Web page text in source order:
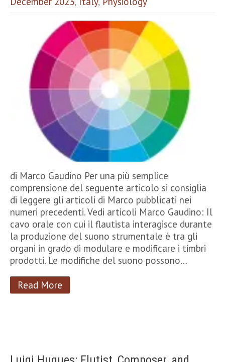
di Marco Gaudino Per una più semplice
comprensione del seguente articolo si consiglia
di leggere gli articoli di Marco pubblicati nei
numeri precedenti. Vedi articoli Marco Gaudino: Il
cavo orale con cui il flautista interagisce durante
la produzione del suono strumentale è tra gli
organi in grado di modulare e modificare i timbri
prodotti. Le modifiche del suono possono…
Read More